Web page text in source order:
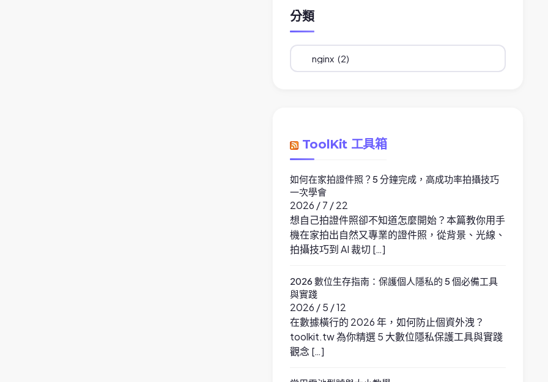
分類
分
類
ToolKit 工具箱
如何在家拍證件照？5 分鐘完成，高成功率拍攝技巧
一次學會
2026 / 7 / 22
想自己拍證件照卻不知道怎麼開始？本篇教你用手
機在家拍出自然又專業的證件照，從背景、光線、
拍攝技巧到 AI 裁切 […]
2026 數位生存指南：保護個人隱私的 5 個必備工具
與實踐
2026 / 5 / 12
在數據橫行的 2026 年，如何防止個資外洩？
toolkit.tw 為你精選 5 大數位隱私保護工具與實踐
觀念 […]